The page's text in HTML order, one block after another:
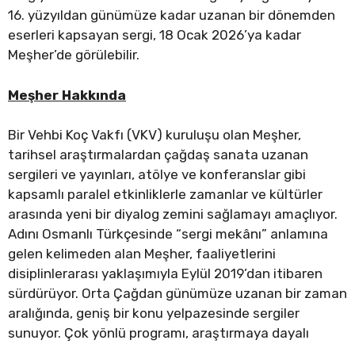
16. yüzyıldan günümüze kadar uzanan bir dönemden
eserleri kapsayan sergi, 18 Ocak 2026’ya kadar
Meşher’de görülebilir.
Meşher Hakkında
Bir Vehbi Koç Vakfı (VKV) kuruluşu olan Meşher,
tarihsel araştırmalardan çağdaş sanata uzanan
sergileri ve yayınları, atölye ve konferanslar gibi
kapsamlı paralel etkinliklerle zamanlar ve kültürler
arasında yeni bir diyalog zemini sağlamayı amaçlıyor.
Adını Osmanlı Türkçesinde “sergi mekânı” anlamına
gelen kelimeden alan Meşher, faaliyetlerini
disiplinlerarası yaklaşımıyla Eylül 2019’dan itibaren
sürdürüyor. Orta Çağdan günümüze uzanan bir zaman
aralığında, geniş bir konu yelpazesinde sergiler
sunuyor. Çok yönlü programı, araştırmaya dayalı